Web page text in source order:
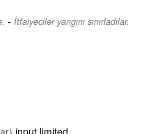
- İtfaiyeciler yangını sınırladılar.
input limited